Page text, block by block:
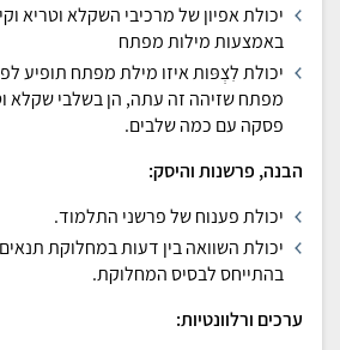
יכולת אפיון של מרכיבי השקלא וטריא
באמצעות מילות מפתח
יכולת לִצְפּות איזו מילת מפתח תופיע
מפתח שזיהה זה עתה, הן בשלבי שקלא
פסקה עם כמה שלבים.
הבנה, פרשנות והיסק:
יכולת פענוח של פרשני התלמוד.
יכולת השוואה בין דעות במחלוקת
בהתייחס לבסיס המחלוקת.
ערכים ורלוונטיות: